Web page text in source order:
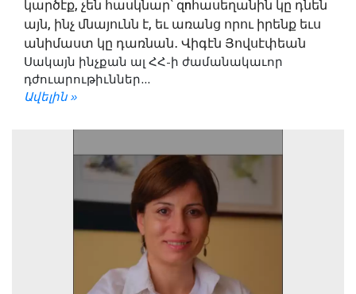
կարծէք, չեն հասկնար՝ զnհասեղանին կը դնեն
այն, ինչ մնայունն է, եւ առանց որու իրենք եւս
անիմաստ կը դառնան․ Վիգէն Յովսէփեան
Սակայն ինչքան ալ ՀՀ-ի ժամանակաւոր
դժուարութիւններ...
Ավելին »